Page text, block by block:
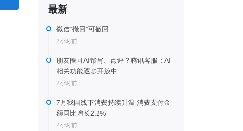
最新
微信“撤回”可撤回
2小时前
朋友圈可AI帮写、点评？腾讯客服：AI
相关功能逐步开放中
2小时前
7月我国线下消费持续升温 消费支付金
额同比增长2.2%
2小时前